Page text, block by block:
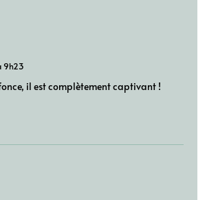
9h23
il est complètement captivant !